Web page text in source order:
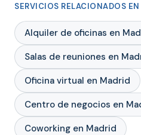
SERVICIOS RELACIONADOS
Alquiler de oficinas en
Salas de reuniones en
Oficina virtual en Madrid
Centro de negocios en
Coworking en Madrid